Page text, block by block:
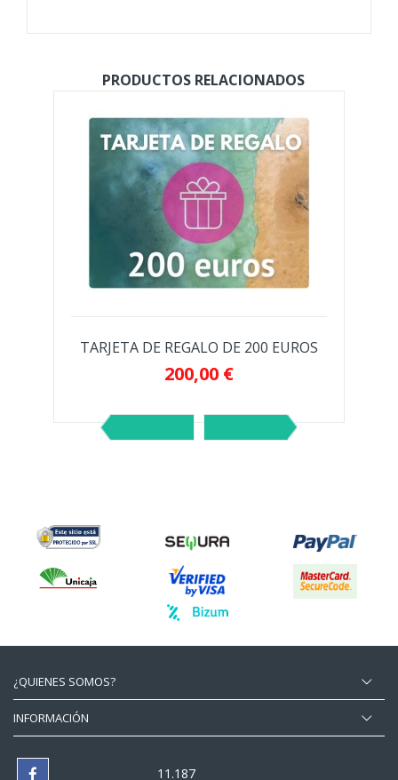
PRODUCTOS RELACIONADOS
TARJETA DE REGALO DE 200 EUROS
200,00 €
¿QUIENES SOMOS?
INFORMACIÓN
11.187